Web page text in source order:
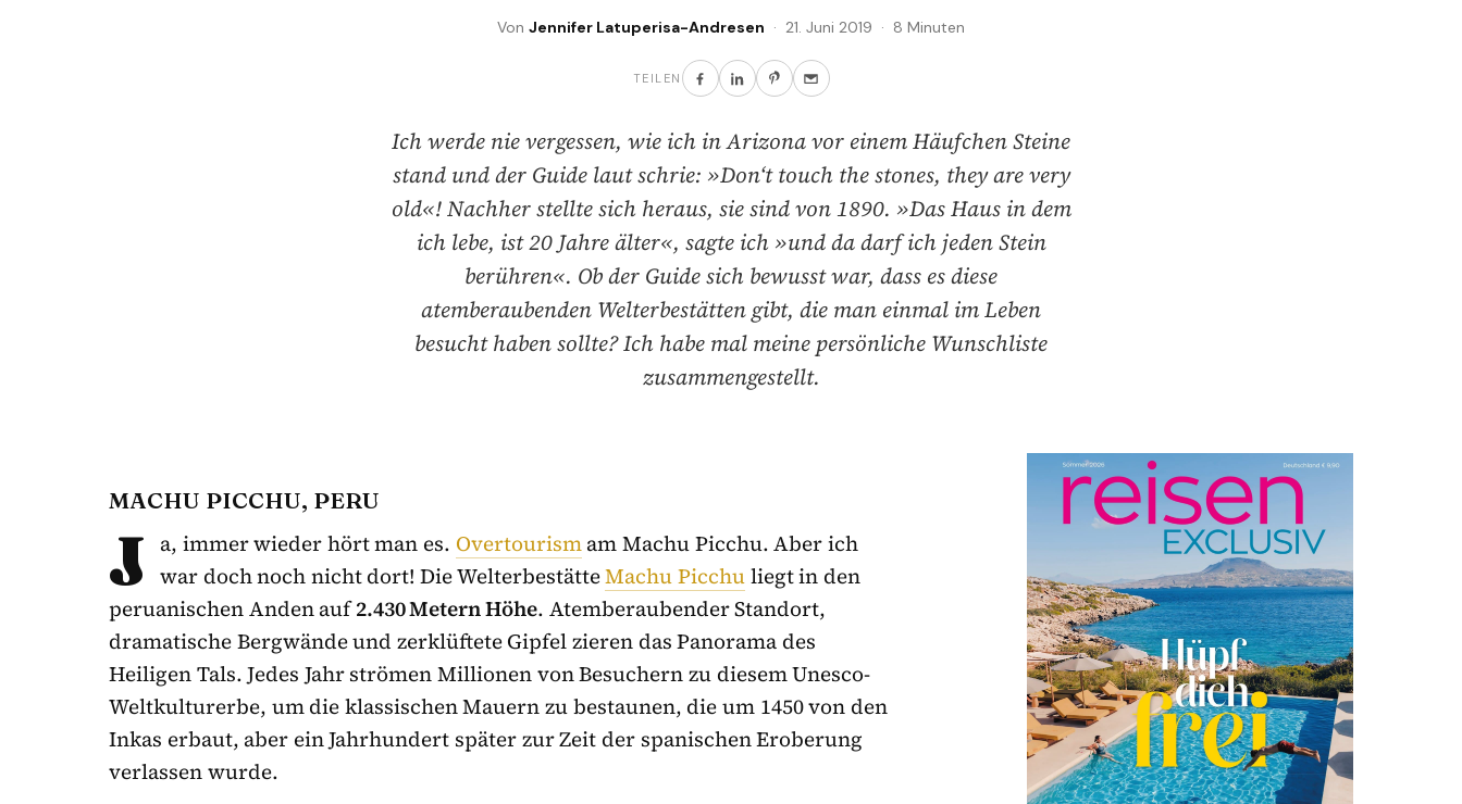
Von Jennifer Latuperisa-Andresen · 21. Juni 2019 · 8 Minuten
TEILEN
Ich werde nie vergessen, wie ich in Arizona vor einem Häufchen Steine
stand und der Guide laut schrie: »Don‘t touch the stones, they are very
old«! Nachher stellte sich heraus, sie sind von 1890. »Das Haus in dem
ich lebe, ist 20 Jahre älter«, sagte ich »und da darf ich jeden Stein
berühren«. Ob der Guide sich bewusst war, dass es diese
atemberaubenden Welterbestätten gibt, die man einmal im Leben
besucht haben sollte? Ich habe mal meine persönliche Wunschliste
zusammengestellt.
MACHU PICCHU, PERU
J a, immer wieder hört man es. Overtourismam Machu Picchu. Aber ich
war doch noch nicht dort! Die WelterbestätteMachu Picchuliegt in den
peruanischen Anden auf2.430 Metern Höhe. Atemberaubender Standort,
dramatische Bergwände und zerklüftete Gipfel zieren das Panorama des
Heiligen Tals. Jedes Jahr strömen Millionen von Besuchern zu diesem Unesco-
Weltkulturerbe, um die klassischen Mauern zu bestaunen, die um 1450 von den
Inkas erbaut, aber ein Jahrhundert später zur Zeit der spanischen Eroberung
verlassen wurde.